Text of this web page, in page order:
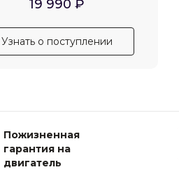
19 990 ₽
Узнать о поступлении
Пожизненная
гарантия на
двигатель